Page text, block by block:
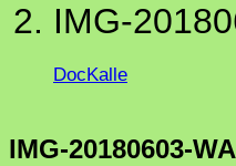
IMG-
DocKalle
IMG-20180603-